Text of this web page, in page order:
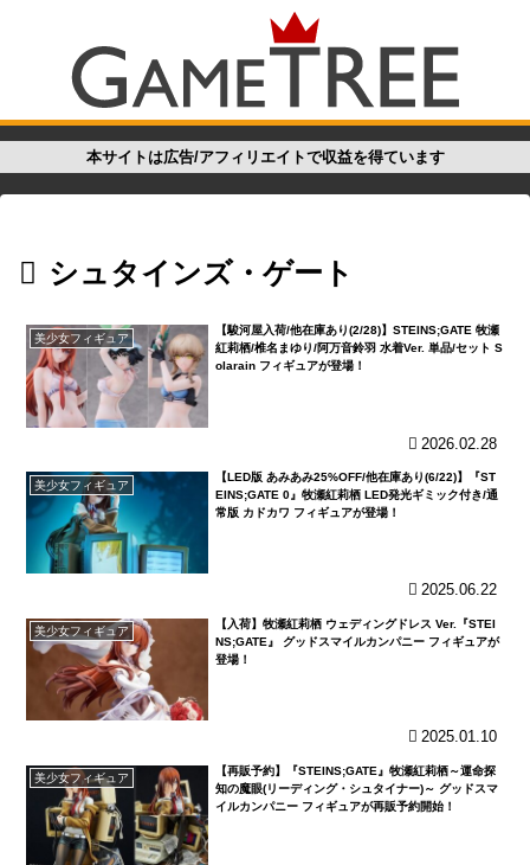
本サイトは広告/アフィリエイトで収益を得ています
シュタインズ・ゲート
美少女フィギュア
【駿河屋入荷/他在庫あり(2/28)】STEINS;GATE 牧瀬
紅莉栖/椎名まゆり/阿万音鈴羽 水着Ver. 単品/セット S
olarain フィギュアが登場！
2026.02.28
美少女フィギュア
【LED版 あみあみ25%OFF/他在庫あり(6/22)】『ST
EINS;GATE 0』牧瀬紅莉栖 LED発光ギミック付き/通
常版 カドカワ フィギュアが登場！
2025.06.22
美少女フィギュア
【入荷】牧瀬紅莉栖 ウェディングドレス Ver.『STEI
NS;GATE』 グッドスマイルカンパニー フィギュアが
登場！
2025.01.10
美少女フィギュア
【再販予約】『STEINS;GATE』牧瀬紅莉栖～運命探
知の魔眼(リーディング・シュタイナー)～ グッドスマ
イルカンパニー フィギュアが再販予約開始！